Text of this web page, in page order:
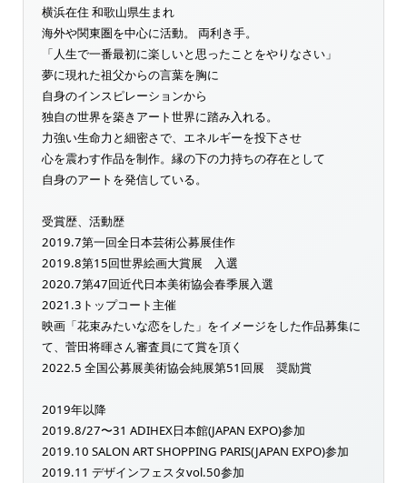
横浜在住 和歌山県生まれ
海外や関東圏を中心に活動。 両利き手。
「人生で一番最初に楽しいと思ったことをやりなさい」
夢に現れた祖父からの言葉を胸に
自身のインスピレーションから
独自の世界を築きアート世界に踏み入れる。
力強い生命力と細密さで、エネルギーを投下させ
心を震わす作品を制作。縁の下の力持ちの存在として
自身のアートを発信している。
受賞歴、活動歴
2019.7第一回全日本芸術公募展佳作
2019.8第15回世界絵画大賞展 入選
2020.7第47回近代日本美術協会春季展入選
2021.3トップコート主催
映画「花束みたいな恋をした」をイメージをした作品募集に
て、菅田将暉さん審査員にて賞を頂く
2022.5 全国公募展美術協会純展第51回展 奨励賞
2019年以降
2019.8/27〜31 ADIHEX日本館(JAPAN EXPO)参加
2019.10 SALON ART SHOPPING PARIS(JAPAN EXPO)参加
2019.11 デザインフェスタvol.50参加